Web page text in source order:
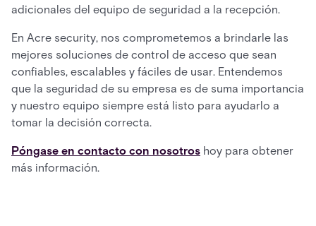
adicionales del equipo de seguridad a la recepción.
En Acre security, nos comprometemos a brindarle las
mejores soluciones de control de acceso que sean
confiables, escalables y fáciles de usar. Entendemos
que la seguridad de su empresa es de suma importancia
y nuestro equipo siempre está listo para ayudarlo a
tomar la decisión correcta.
Póngase en contacto con nosotros hoy para obtener
más información.